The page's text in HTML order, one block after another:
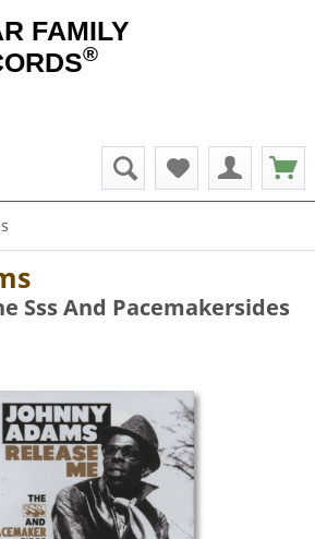
FAMILY
®
Sss And Pacemakersides